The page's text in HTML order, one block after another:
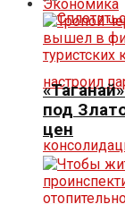
Экономика
под
цен